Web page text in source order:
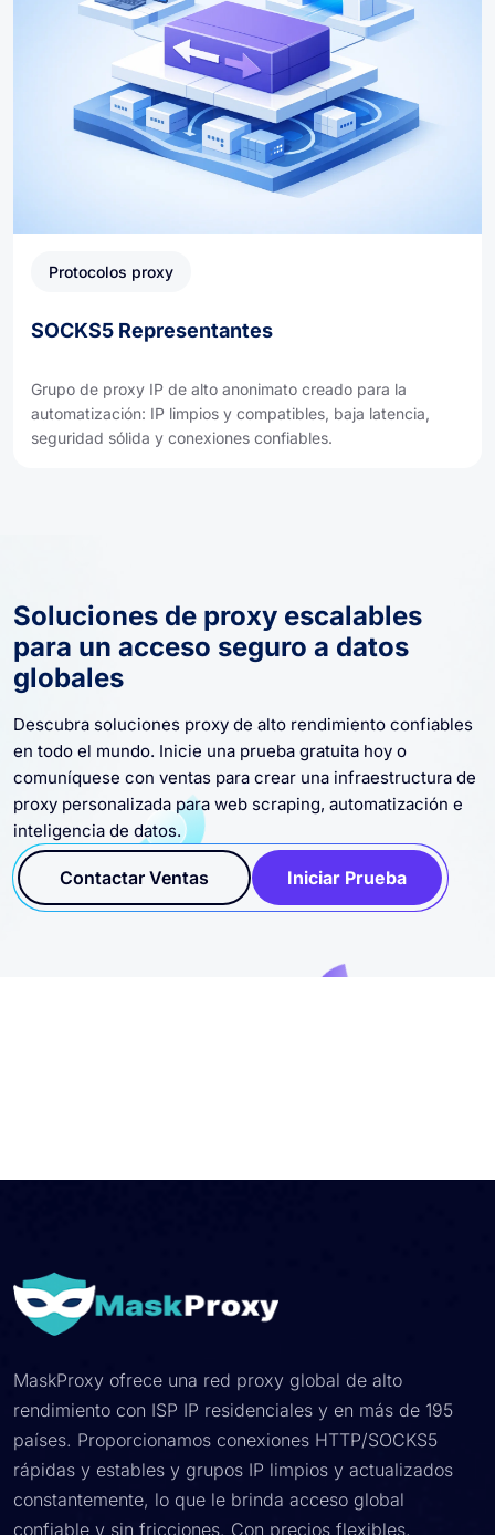
Protocolos proxy
SOCKS5 Representantes
Grupo de proxy IP de alto anonimato creado para la
automatización: IP limpios y compatibles, baja latencia,
seguridad sólida y conexiones confiables.
Soluciones de proxy escalables
para un acceso seguro a datos
globales
Descubra soluciones proxy de alto rendimiento confiables
en todo el mundo. Inicie una prueba gratuita hoy o
comuníquese con ventas para crear una infraestructura de
proxy personalizada para web scraping, automatización e
inteligencia de datos.
Contactar Ventas Iniciar Prueba
MaskProxy ofrece una red proxy global de alto
rendimiento con ISP IP residenciales y en más de 195
países. Proporcionamos conexiones HTTP/SOCKS5
rápidas y estables y grupos IP limpios y actualizados
constantemente, lo que le brinda acceso global
confiable y sin fricciones. Con precios flexibles,